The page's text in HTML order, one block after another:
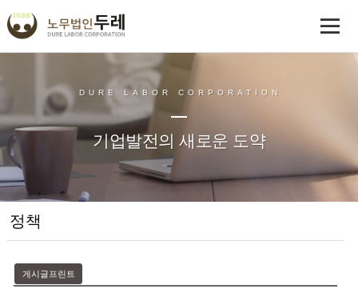
DURE LABOR CORPORATION
기업발전의 새로운 도약
정책
게시글프린트